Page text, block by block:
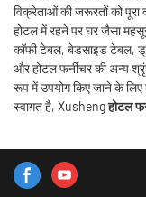
विक्रेताओं की जरूरतों को
होटल में रहने पर घर जैसा
कॉफी टेबल, बेडसाइड टेबल,
और होटल फर्नीचर की अन्य
रूप में उपयोग किए जाने के
स्वागत है, Xushengहोटल